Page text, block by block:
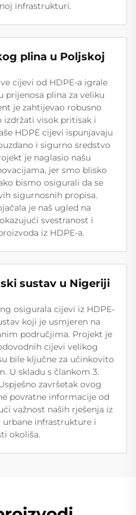
infrastrukturi.
plina u Poljskoj
cijevi od HDPE-a igrale
plina za veliku
je zahtijevao robusno
izdržati visok pritisak i
HDPE cijevi ispunjavaju
i sigurno sredstvo
je naglasio našu
jer smo blisko
bismo osigurali da se
sigurnosnih propisa.
je naš ugled na
svestranost i
iz HDPE-a.
sustav u Nigeriji
osigurala cijevi iz HDPE-
koji je usmjeren na
područjima. Projekt je
cijevi velikog
bile ključne za učinkovito
U skladu s člankom 3.
završetak ovog
povratne informacije od
važnost naših rješenja iz
urbane infrastrukture i
okoliša.